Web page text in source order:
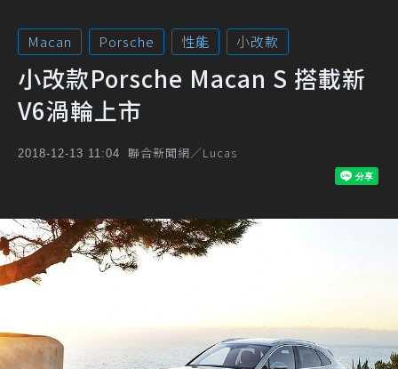
Macan Porsche 性能 小改款
小改款Porsche Macan S 搭載新
V6渦輪上市
2018-12-13 11:04 聯合新聞網／Lucas